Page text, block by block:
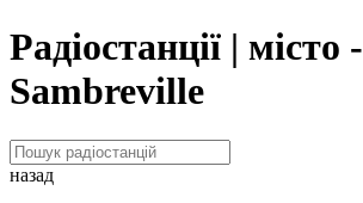
Радіостанції | місто -
Sambreville
назад